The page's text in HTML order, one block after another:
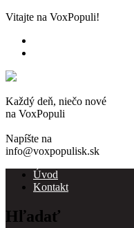
Skip
main
content
Vitajte na VoxPopuli!
Každý deň, niečo nové
na VoxPopuli
Napíšte na
info@voxpopulisk.sk
Main
navigation
Úvod
Kontakt
Hľadať